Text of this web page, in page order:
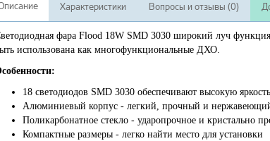
Характеристики Вопросы и отзывы (0)
фара Flood 18W SMD 3030 широкий луч
использована как многофункциональные ДХО.
18 светодиодов SMD 3030 обеспечивают высокую
Алюминиевый корпус - легкий, прочный и
Поликарбонатное стекло - ударопрочное и кристально
Компактные размеры - легко найти место для установки